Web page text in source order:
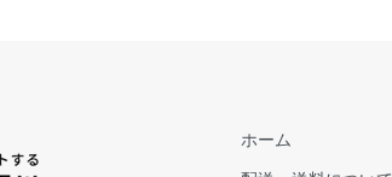
ホーム